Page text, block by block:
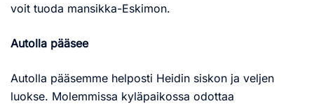
voit tuoda mansikka-Eskimon.
Autolla pääsee
Autolla pääsemme helposti Heidin siskon ja veljen
luokse. Molemmissa kyläpaikossa odottaa